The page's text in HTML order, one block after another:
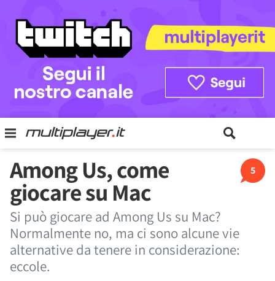
5
Among Us, come
giocare su Mac
Si può giocare ad Among Us su Mac?
Normalmente no, ma ci sono alcune vie
alternative da tenere in considerazione:
eccole.